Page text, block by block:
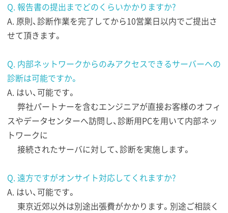
Q. 報告書の提出までどのくらいかかりますか?
A. 原則、診断作業を完了してから10営業日以内でご提出さ
せて頂きます。
Q. 内部ネットワークからのみアクセスできるサーバーへの
診断は可能ですか。
A. はい、可能です。
弊社パートナーを含むエンジニアが直接お客様のオフィ
スやデータセンターへ訪問し、診断用PCを用いて内部ネッ
トワークに
接続されたサーバに対して、診断を実施します。
Q. 遠方ですがオンサイト対応してくれますか?
A. はい、可能です。
東京近郊以外は別途出張費がかかります。別途ご相談く